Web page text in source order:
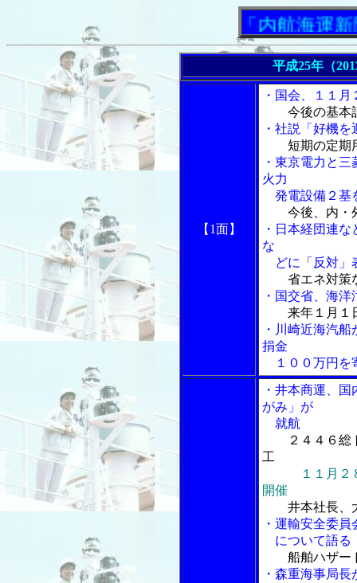
「内航海運新聞」
平成25年（
【1面】
・国会、１１
今後の基本
・社説「好機
短期の定期
・東京電力と
火力
発電設備２基
今後、内・
・日本経団連
な
どに「反対」
省エネ対策
・国交省、海
来年１月１
・川崎近海汽
捐金
１００万円を
・井本商運、
がみ」が
就航
２４４６総
工
１１月
開催
井本社長、
・運輸安全委
について語る
船舶ハザード
・森重海事局